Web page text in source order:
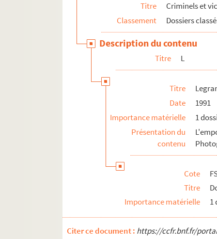
W
Titre
Criminels et
Classement
Dossiers
Description du contenu
Titre L
Titre
Date
1991
Importance matérielle
1
Présentation du
contenu
Cote
Titre
Importance matérielle
1
Citer ce document : https://ccfr.bnf.fr/